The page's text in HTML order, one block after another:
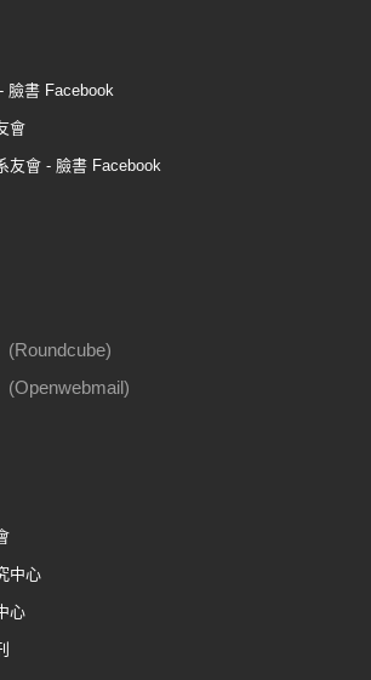
臉書 Facebook
會
友會 - 臉書 Facebook
(Roundcube)
(Openwebmail)
中心
心